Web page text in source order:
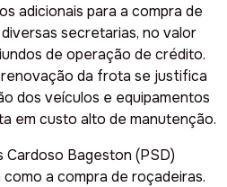
adicionais para a compra de
diversas secretarias, no valor
de operação de crédito.
renovação da frota se justifica
dos veículos e equipamentos
em custo alto de manutenção.
Cardoso Bageston (PSD)
como a compra de roçadeiras.